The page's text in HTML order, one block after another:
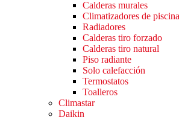
Calderas murales
Climatizadores de piscina
Radiadores
Calderas tiro forzado
Calderas tiro natural
Piso radiante
Solo calefacción
Termostatos
Toalleros
Climastar
Daikin